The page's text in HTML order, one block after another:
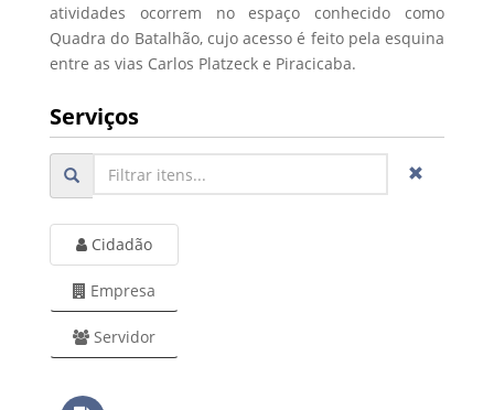
atividades ocorrem no espaço conhecido como
Quadra do Batalhão, cujo acesso é feito pela esquina
entre as vias Carlos Platzeck e Piracicaba.
Serviços
Cidadão
Empresa
Servidor